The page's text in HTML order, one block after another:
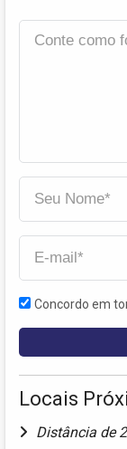
Concordo em
Locais
Distância de